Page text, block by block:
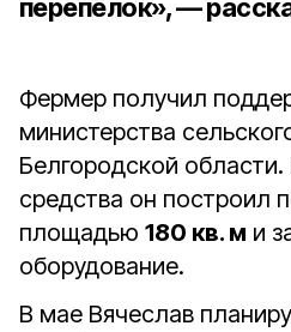
перепёлок», —
Фермер получил
министерства
Белгородской
средства он построил
площадью 180 кв. м и
оборудование.
В мае Вячеслав